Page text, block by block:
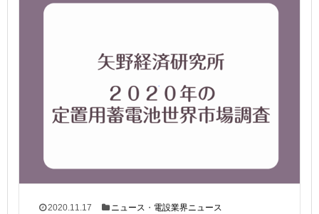
2020.11.17 ニュース ・ 電設業界ニュース